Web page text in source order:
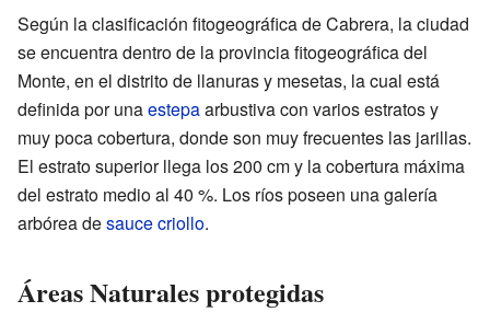
Según la clasificación fitogeográfica de Cabrera, la ciudad
se encuentra dentro de la provincia fitogeográfica del
Monte, en el distrito de llanuras y mesetas, la cual está
definida por unaestepaarbustiva con varios estratos y
muy poca cobertura, donde son muy frecuentes las jarillas.
El estrato superior llega los 200 cm y la cobertura máxima
del estrato medio al 40 %. Los ríos poseen una galería
arbórea desauce criollo.
Áreas Naturales protegidas